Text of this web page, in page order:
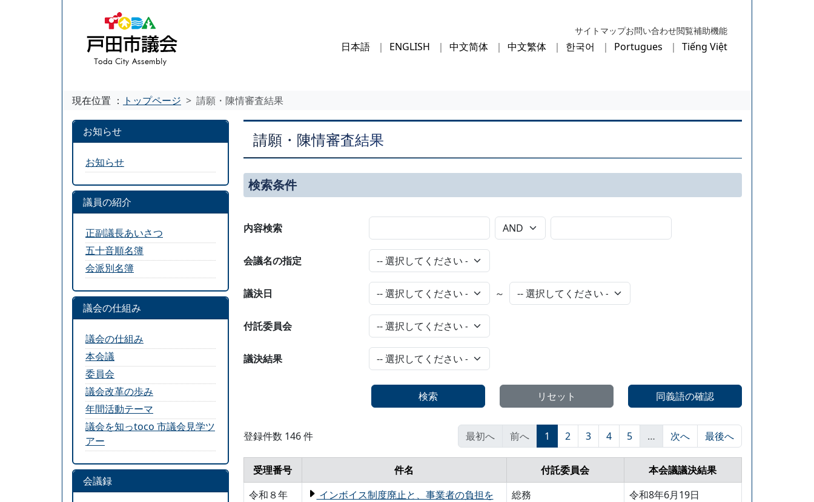
サイトマップお問い合わせ閲覧補助機能
日本語 ENGLISH 中文简体 中文繁体 한국어 Portugues Tiếng Việt
現在位置 ： トップページ 請願・陳情審査結果
請願・陳情審査結果
検索条件
内容検索
会議名の指定
議決日 ～
付託委員会
議決結果
検索 リセット 同義語の確認
登録件数 146 件 最初へ 前へ 1 2 3 4 5 … 次へ 最後へ
受理番号 件名 付託委員会
本会議議決結果
令和８年
インボイス制度廃止と、事業者の負担を
総務
令和8年6月19日
お知らせ
お知らせ
議員の紹介
正副議長あいさつ
五十音順名簿
会派別名簿
議会の仕組み
議会の仕組み
本会議
委員会
議会改革の歩み
年間活動テーマ
議会を知っtoco 市議会見学ツ
アー
会議録